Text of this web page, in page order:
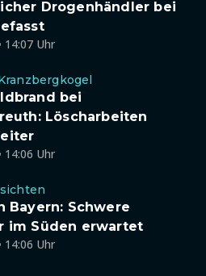
Drogenhändler bei
14:07 Uhr
bei
Löscharbeiten
14:06 Uhr
Bayern: Schwere
im Süden erwartet
14:06 Uhr